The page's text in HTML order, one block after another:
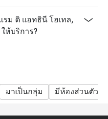
รม ดิ แอทธินี โฮเทล,
ห้บริการ?
มาเป็นกลุ่ม มีห้องส่วนตัว